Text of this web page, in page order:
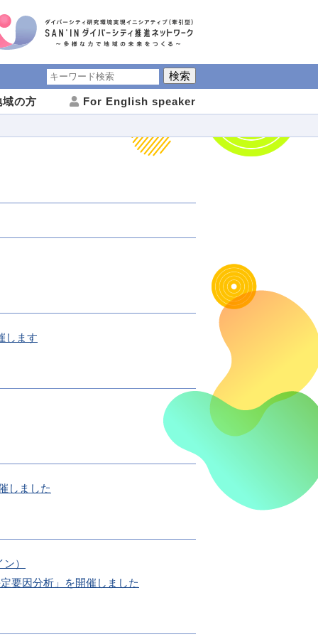
域の方 For English speaker
します
しました
）
要因分析」を開催しました